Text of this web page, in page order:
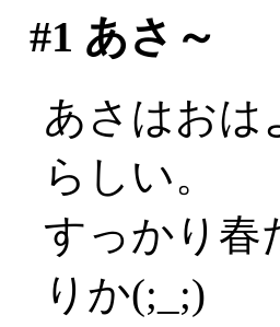
#1 あさ～
あさはおは
らしい。
すっかり春
りか(;_;)